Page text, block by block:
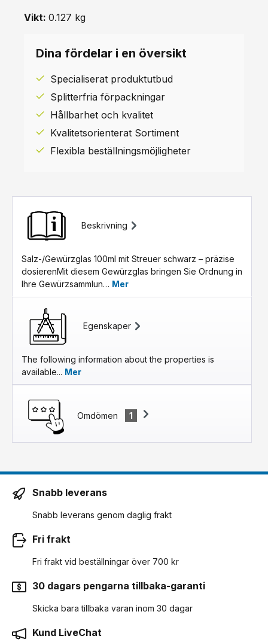
Vikt: 0.127 kg
Dina fördelar i en översikt
Specialiserat produktutbud
Splitterfria förpackningar
Hållbarhet och kvalitet
Kvalitetsorienterat Sortiment
Flexibla beställningsmöjligheter
Beskrivning
Salz-/Gewürzglas 100ml mit Streuer schwarz – präzise
dosierenMit diesem Gewürzglas bringen Sie Ordnung in
Ihre Gewürzsammlun… Mer
Egenskaper
The following information about the properties is
available... Mer
Omdömen 1
Snabb leverans
Snabb leverans genom daglig frakt
Fri frakt
Fri frakt vid beställningar över 700 kr
30 dagars pengarna tillbaka-garanti
Skicka bara tillbaka varan inom 30 dagar
Kund LiveChat